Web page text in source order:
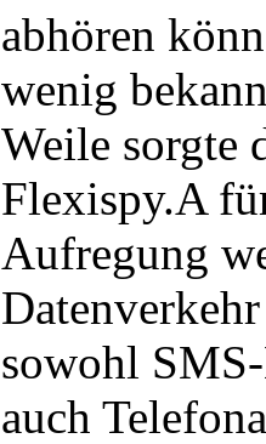
abhören
wenig
Weile sorgte
Flexispy.A
Aufregung
sowohl
auch